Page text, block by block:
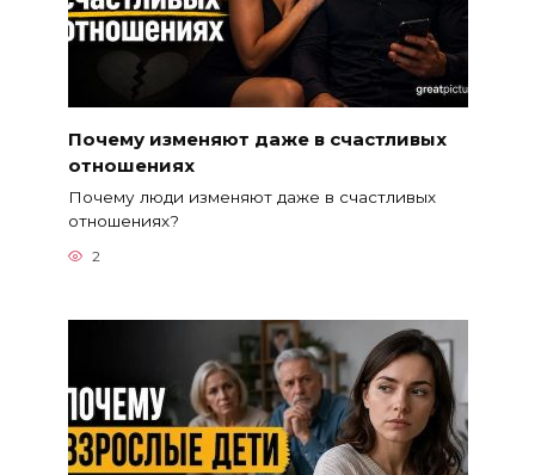
Почему изменяют даже в счастливых
отношениях
Почему люди изменяют даже в счастливых
отношениях?
2